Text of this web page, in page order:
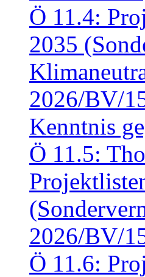
Ö 11.4:
2035
2026/BV/
Kenntnis
Ö 11.5:
2026/BV/
Ö 11.6: